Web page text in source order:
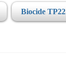
Biocide TP22